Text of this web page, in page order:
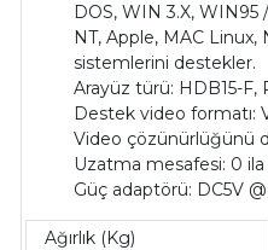
DOS, WIN 3.X,
NT, Apple, MAC
sistemlerini destekler.
Arayüz türü: HDB15-F,
Destek video formatı:
Video çözünürlüğünü
Uzatma mesafesi: 0
Güç adaptörü: DC5V
Ağırlık (Kg)